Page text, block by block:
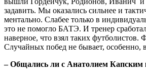
задавить. Мы оказались сильнее и
ментально. Слабее только в
это не помогло БАТЭ. И тренер
наверное, что взял таких
Случайных побед не бывает, особенно,
– Общались ли с Анатолием Капским